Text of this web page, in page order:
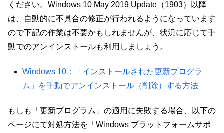
ください。Windows 10 May 2019 Update（1903）以降
は、自動的に不具合の修正が行われるようになっています
ので下記の作業は不要かもしれませんが、状況に応じて手
動でのアンインストールも利用しましょう。
Windows 10：「インストールされた更新プログラ
ム」を手動でアンインストール（削除）する方法
もしも「更新プログラム」の適用に失敗する場合、以下の
ページにて対処方法を「Windows プラットフォームサポ